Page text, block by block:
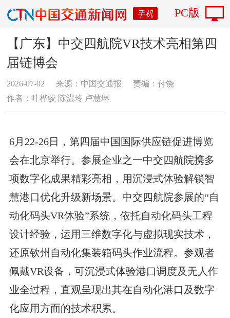
手机 PC版
【广东】中交四航院VR技术亮相第四
届链博会
2026-07-02 来源：中国交通报
责编：付饶
作者：叶桦骏 陈澧玲 卢慧琳
6月22-26日，第四届中国国际供应链促进博览
会在北京举行。参展企业之一中交四航院携多
项数字化成果精彩亮相，用沉浸式体验解锁智
慧港口优化升级新场景。中交四航院参展的“自
动化码头VR体验”系统，依托自动化码头工程
设计经验，运用三维数字化与虚拟现实技术，
还原钦州自动化集装箱码头作业流程。参观者
佩戴VR设备，可沉浸式体验港口调度及无人作
业全过程，直观呈现出其在自动化港口及数字
化应用方面的技术积累。